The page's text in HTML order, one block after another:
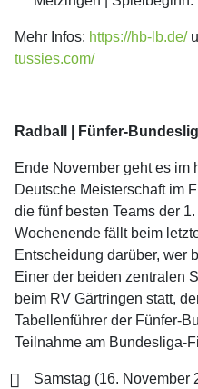
Mehr Infos: https://hb-lb.de/
tussies.com/
Radball | Fünfer-
Ende November geht es im
Deutsche Meisterschaft im
die fünf besten Teams der
Wochenende fällt beim
Entscheidung darüber, wer
Einer der beiden zentralen
beim RV Gärtringen statt,
Tabellenführer der Fünfer-
Teilnahme am Bundesliga-
Samstag (16. November